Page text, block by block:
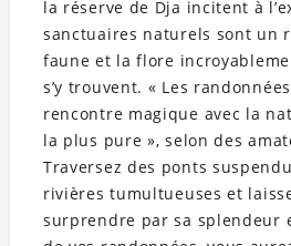
la réserve de Dja incitent à
sanctuaires naturels sont un
faune et la flore
s’y trouvent. « Les
rencontre magique avec la
la plus pure », selon des
Traversez des ponts
rivières tumultueuses et
surprendre par sa splendeur